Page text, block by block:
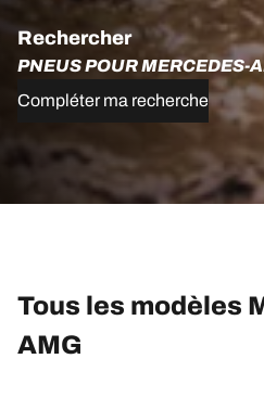
Rechercher
PNEUS POUR MERCEDES-
Compléter ma recherche
Tous les modèles
AMG